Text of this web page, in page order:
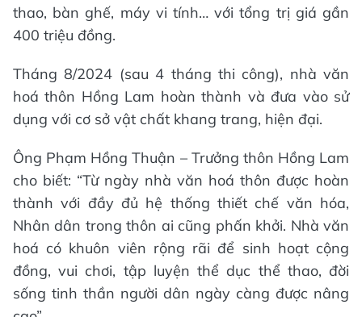
thao, bàn ghế, máy vi tính… với tổng trị giá gần
400 triệu đồng.
Tháng 8/2024 (sau 4 tháng thi công), nhà văn
hoá thôn Hồng Lam hoàn thành và đưa vào sử
dụng với cơ sở vật chất khang trang, hiện đại.
Ông Phạm Hồng Thuận – Trưởng thôn Hồng Lam
cho biết: “Từ ngày nhà văn hoá thôn được hoàn
thành với đầy đủ hệ thống thiết chế văn hóa,
Nhân dân trong thôn ai cũng phấn khởi. Nhà văn
hoá có khuôn viên rộng rãi để sinh hoạt cộng
đồng, vui chơi, tập luyện thể dục thể thao, đời
sống tinh thần người dân ngày càng được nâng